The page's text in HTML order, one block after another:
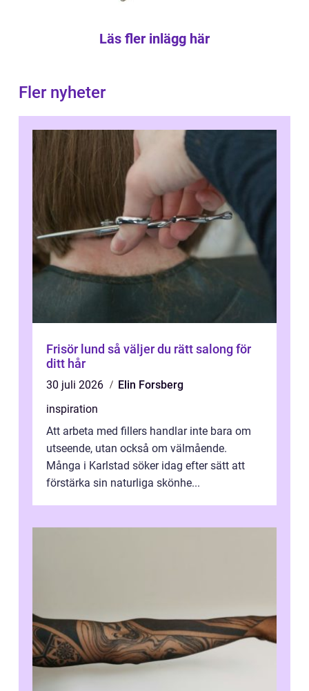
Läs fler inlägg här
Fler nyheter
Frisör lund så väljer du rätt salong för
ditt hår
30 juli 2026
Elin Forsberg
inspiration
Att arbeta med fillers handlar inte bara om
utseende, utan också om välmående.
Många i Karlstad söker idag efter sätt att
förstärka sin naturliga skönhe...